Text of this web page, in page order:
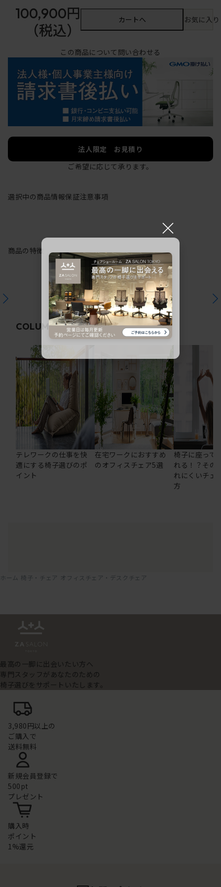
100,900円
（税込）
カートへ お気に入
この商品について問い合わせる
法人限定 お見積り
ご希望に応じて承ります。
選択中の商品情報保証注意事項
商品の特徴
COLUMN関連コラム
テレワークの仕事を快
適にする椅子選びのポ
イント
在宅ワークにおすすめ
のオフィスチェア5選
椅子に座って
れる！？その
れにくいチェ
方
ホーム 椅子・チェア オフィスチェア・デスクチェア
最高の一脚に出会いたい方へ
専門スタッフがあなたのための
椅子選びをサポートいたします。
3,980円以上の
ご購入で
送料無料
新規会員登録で
500pt
プレゼント
購入時
ポイント
1%還元
×